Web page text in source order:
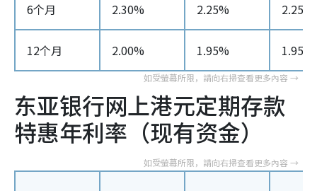
6个月 2.30% 2.25% 2.25%
12个月 2.00% 1.95% 1.95%
东亚银行网上港元定期存款
特惠年利率（现有资金）